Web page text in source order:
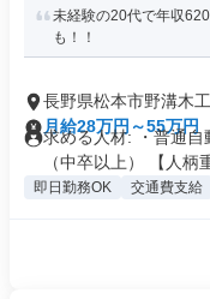
未経験の20代で年収
も！！
長野県松本市野溝木工
月給28万円～55万円
求める人材: ・普通
（中卒以上） 【人柄
即日勤務OK 交通費支給